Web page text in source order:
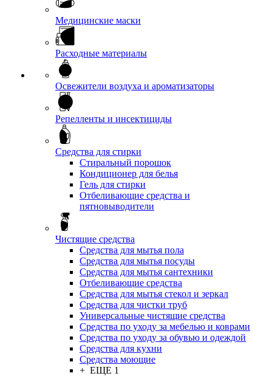
Медицинские маски
Расходные материалы
Освежители воздуха и ароматизаторы
Репелленты и инсектициды
Средства для стирки
Стиральный порошок
Кондиционер для белья
Гель для стирки
Отбеливающие средства и
пятновыводители
Чистящие средства
Средства для мытья пола
Средства для мытья посуды
Средства для мытья сантехники
Отбеливающие средства
Средства для мытья стекол и зеркал
Средства для чистки труб
Универсальные чистящие средства
Средства по уходу за мебелью и коврами
Средства по уходу за обувью и одеждой
Средства для кухни
Средства моющие
+ ЕЩЕ 1